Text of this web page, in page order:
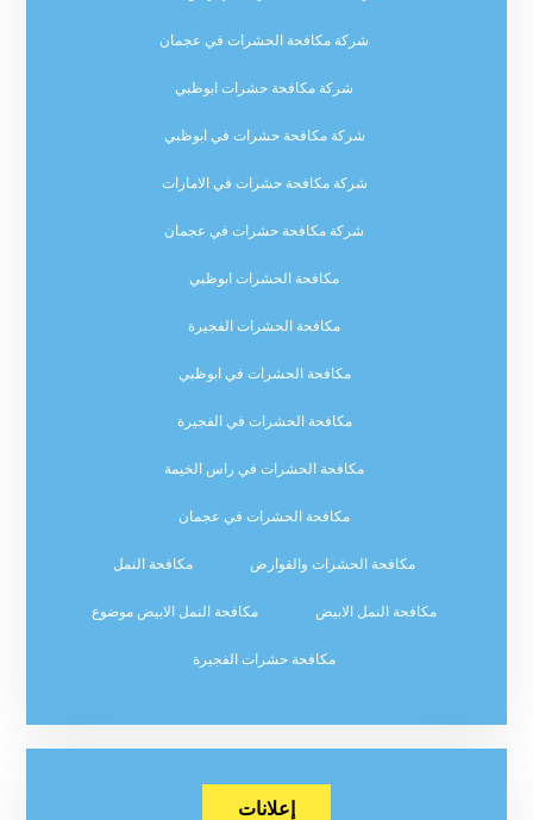
شركة مكافحة الحشرات في عجمان
شركة مكافحة حشرات ابوظبي
شركة مكافحة حشرات في ابوظبي
شركة مكافحة حشرات في الامارات
شركة مكافحة حشرات في عجمان
مكافحة الحشرات ابوظبي
مكافحة الحشرات الفجيرة
مكافحة الحشرات في ابوظبي
مكافحة الحشرات في الفجيرة
مكافحة الحشرات في راس الخيمة
مكافحة الحشرات في عجمان
مكافحة الحشرات والقوارض مكافحة النمل
مكافحة النمل الابيض مكافحة النمل الابيض موضوع
مكافحة حشرات الفجيرة
إعلانات